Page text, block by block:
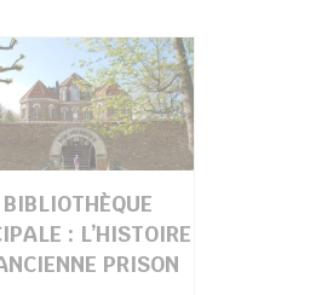
: L’HISTOIRE
PRISON